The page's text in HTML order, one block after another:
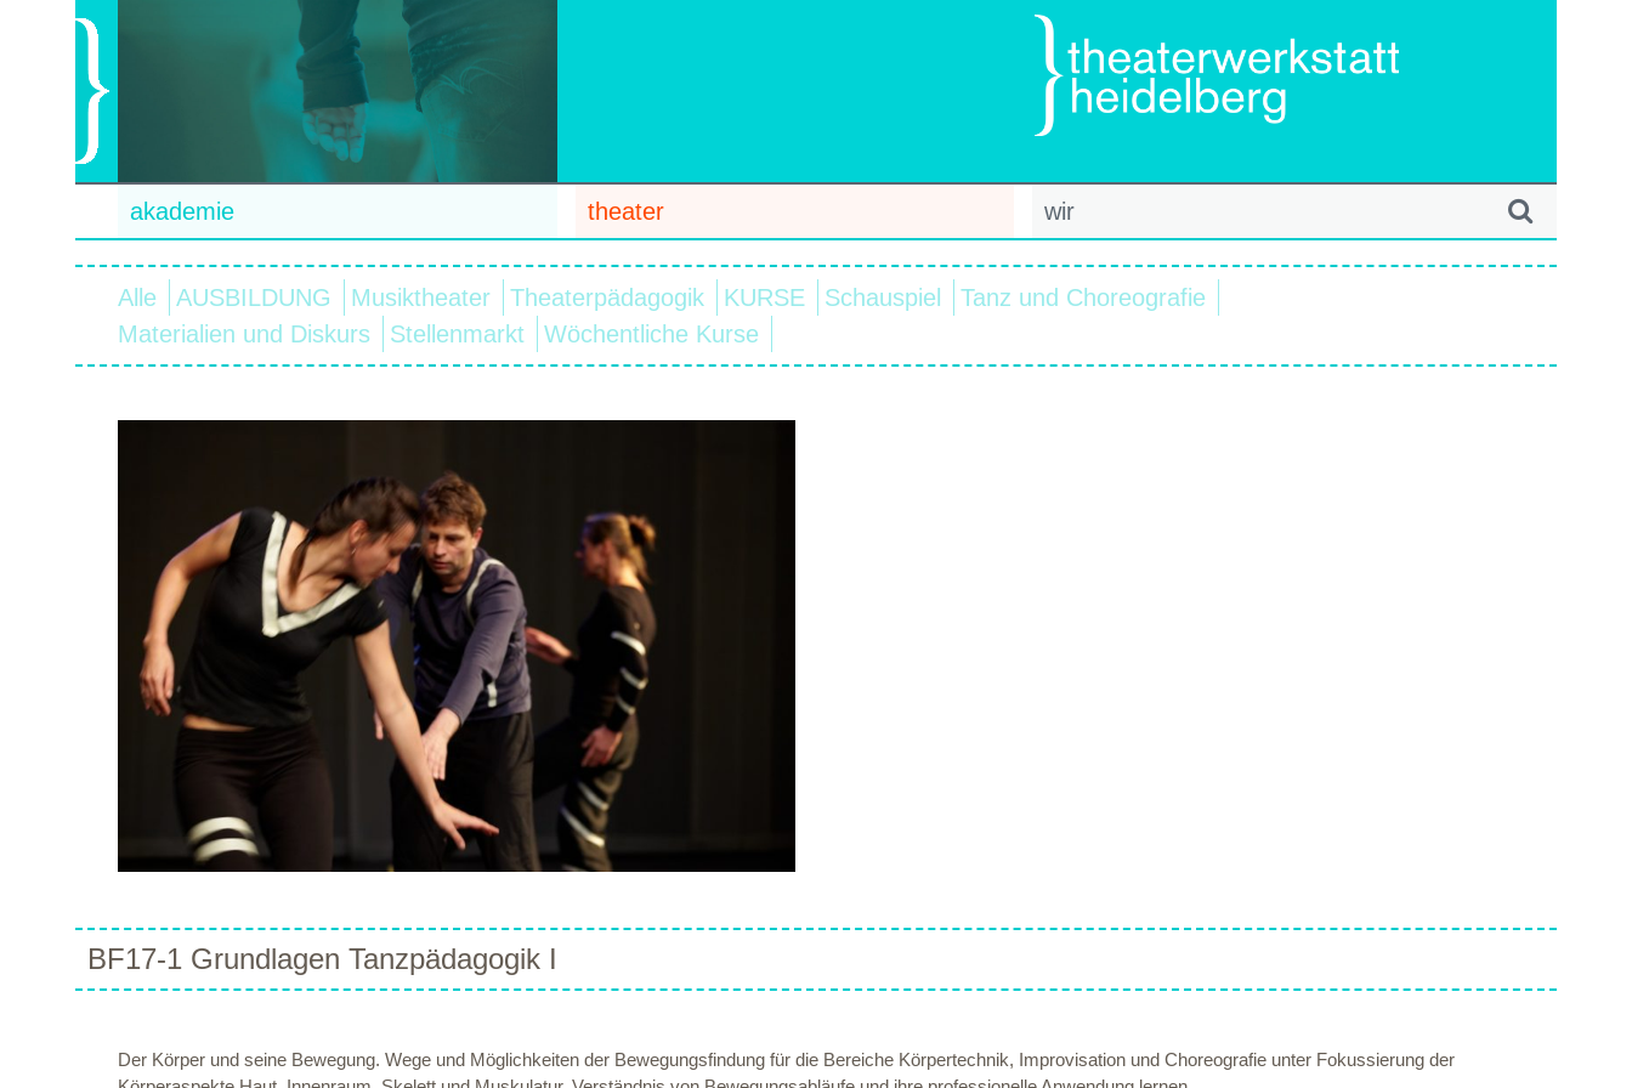
akademie theater wir
Alle AUSBILDUNG Musiktheater Theaterpädagogik KURSE Schauspiel
Tanz und Choreografie
Materialien und Diskurs
Stellenmarkt Wöchentliche Kurse
BF17-1 Grundlagen Tanzpädagogik I
Der Körper und seine Bewegung. Wege und Möglichkeiten der Bewegungsfindung für die Bereiche Körpertechnik, Improvisation und Choreografie unter Fokussierung der